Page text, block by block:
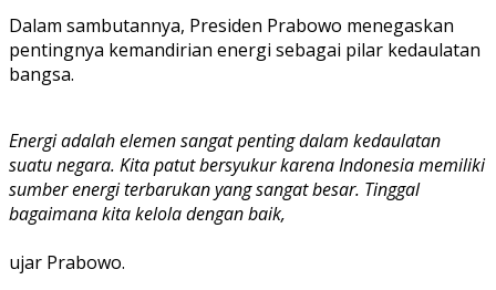
Dalam sambutannya, Presiden Prabowo menegaskan
pentingnya kemandirian energi sebagai pilar kedaulatan
bangsa.
Energi adalah elemen sangat penting dalam kedaulatan
suatu negara. Kita patut bersyukur karena Indonesia memiliki
sumber energi terbarukan yang sangat besar. Tinggal
bagaimana kita kelola dengan baik,
ujar Prabowo.